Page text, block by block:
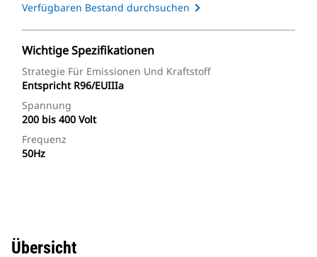
Verfügbaren Bestand durchsuchen
Wichtige Spezifikationen
Strategie Für Emissionen Und Kraftstoff
Entspricht R96/EUIIIa
Spannung
200 bis 400 Volt
Frequenz
50Hz
Übersicht